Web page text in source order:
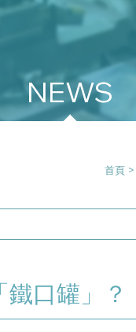
最新資訊
首頁 >
口罐」？